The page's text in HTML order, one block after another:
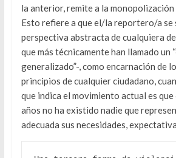
la anterior, remite a la
Esto refiere a que el/la reportero/a se
perspectiva abstracta de cualquiera
que más técnicamente han llamado un
generalizado”-, como encarnación de
principios de cualquier ciudadano,
que indica el movimiento actual es
años no ha existido nadie que
adecuada sus necesidades,